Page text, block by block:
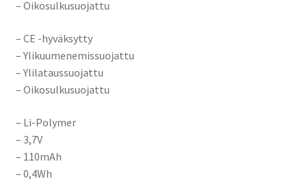
– Oikosulkusuojattu
– CE -hyväksytty
– Ylikuumenemissuojattu
– Ylilataussuojattu
– Oikosulkusuojattu
– Li-Polymer
– 3,7V
– 110mAh
– 0,4Wh